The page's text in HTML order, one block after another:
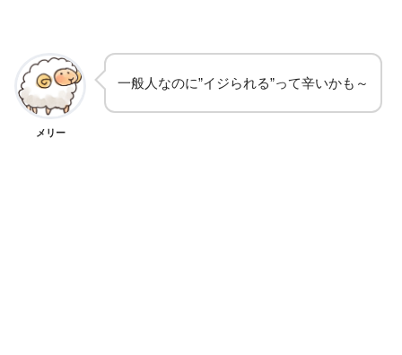
メリー
一般人なのに”イジられる”って辛いかも～